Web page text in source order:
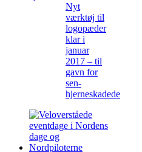
Nyt
værktøj til
logopæder
klar i
januar
2017 – til
gavn for
sen-
hjerneskadede